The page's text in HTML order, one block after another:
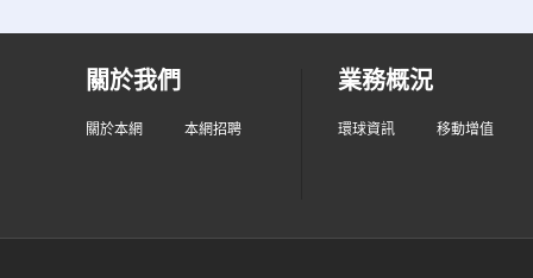
關於我們
關於本網 本網招聘
業務概況
環球資訊 移動增值